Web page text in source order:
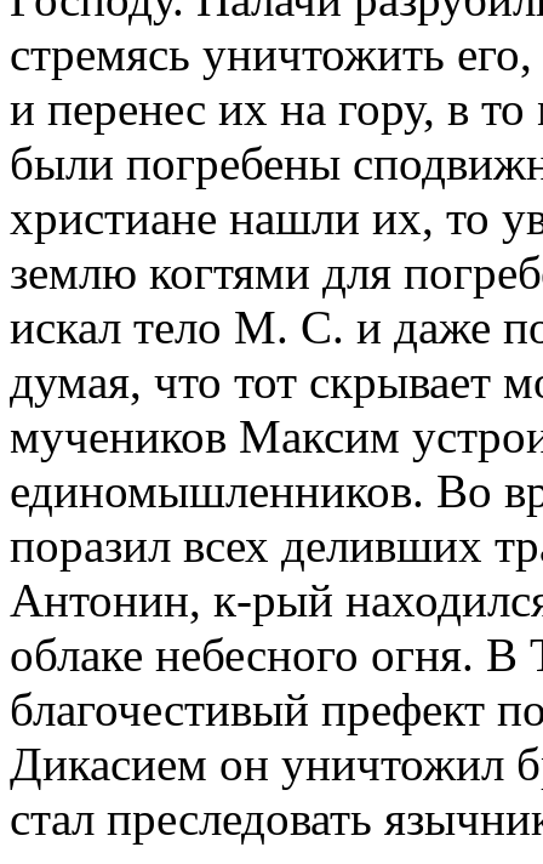
стремясь уничтожить
и перенес их на гору, в
были погребены
христиане нашли их, то
землю когтями для
искал тело М. С. и даже
думая, что тот скрывает
мучеников Максим
единомышленников. Во
поразил всех деливших
Антонин, к-рый
облаке небесного огня.
благочестивый префект
Дикасием он уничтожил
стал преследовать